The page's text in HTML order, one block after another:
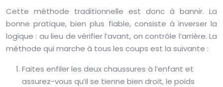
Cette méthode traditionnelle est donc à bannir. La
bonne pratique, bien plus fiable, consiste à inverser la
logique : au lieu de vérifier l’avant, on contrôle l’arrière. La
méthode qui marche à tous les coups est la suivante :
Faites enfiler les deux chaussures à l’enfant et
assurez-vous qu’il se tienne bien droit, le poids